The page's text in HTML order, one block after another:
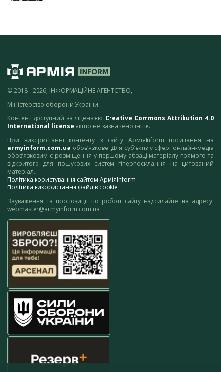
© 2018 - 2026, ІНФОРМАЦІЙНЕ АГЕНТСТВО,
Міністерство оборони України
Контент доступний за ліцензією Creative Commons Attribution 4.0
International license якщо не зазначено інше.
При використанні контенту з сайту АрміяInform посилання на
armyinform.com.ua обов’язкове. Для суб’єктів у сфері онлайн-медіа
обов’язковим є розміщення у першому абзаці матеріалу прямого та
відкритого для пошукових систем гіперпосилання на цитований
матеріал.
Політика користування сайтом АрміяInform
Політика використання файлів cookie
Зауваження та пропозиції по роботі сайту надсилайте на адресу:
webmaster@armyinform.com.ua